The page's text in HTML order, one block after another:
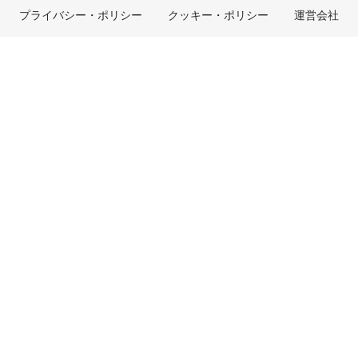
BMWファイナンシャル・サービス
エコカー減税および補助金制度
プライバシー・ポリシー
クッキー・ポリシー 運営会社